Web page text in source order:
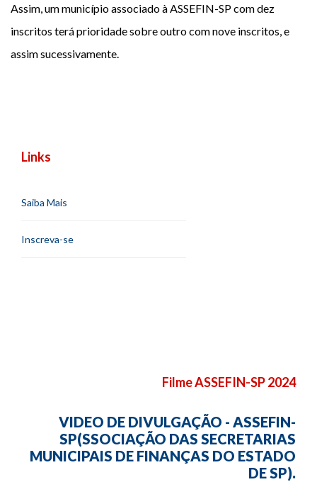
Assim, um município associado à ASSEFIN-SP com dez
inscritos terá prioridade sobre outro com nove inscritos, e
assim sucessivamente.
Links
Saiba Mais
Inscreva-se
Filme ASSEFIN-SP 2024
VIDEO DE DIVULGAÇÃO - ASSEFIN-
SP(SSOCIAÇÃO DAS SECRETARIAS
MUNICIPAIS DE FINANÇAS DO ESTADO
DE SP).